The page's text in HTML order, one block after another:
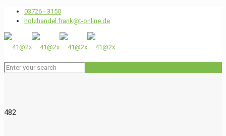
03726 - 3150
holzhandel.frank@t-online.de
482